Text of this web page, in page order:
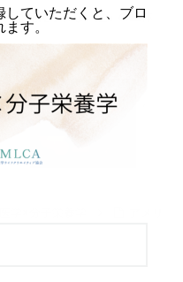
していただくと、ブロ
す。
は超えられない壁」の正体
わ